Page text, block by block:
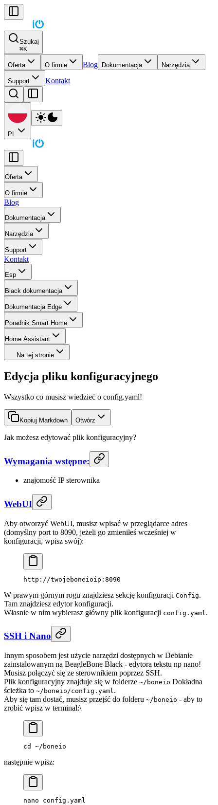
Szukaj
⌘K
Oferta O firmie Blog Dokumentacja Narzędzia
Support Kontakt
PL
Oferta
O firmie
Blog
Dokumentacja
Narzędzia
Support
Kontakt
Esp
Black dokumentacja
Dokumentacja Edge
Poradnik Smart Home
Home Assistant
Na tej stronie
Edycja pliku konfiguracyjnego
Wszystko co musisz wiedzieć o config.yaml!
Kopiuj Markdown Otwórz
Jak możesz edytować plik konfiguracyjny?
Wymagania wstępne:
znajomość IP sterownika
WebUI
Aby otworzyć WebUI, musisz wpisać w przeglądarce adres
(domyślny port to 8090, jeżeli go zmieniłeś wcześniej w
konfiguracji, wpisz swój):
http://twojeboneioip:8090
W prawym górnym rogu znajdziesz sekcję konfiguracji Config.
Tam znajdziesz edytor konfiguracji.
Własnie w nim wybierasz główny plik konfiguracji config.yaml .
SSH i Nano
Innym sposobem jest użycie narzędzi dostępnych w Debianie
zainstalowanym na BeagleBone Black - edytora tekstu np nano!
Musisz połączyć się ze sterownikiem poprzez SSH.
Plik konfiguracyjny znajduje się w folderze ~/boneio Dokładna
ścieżka to ~/boneio/config.yaml.
Aby się tam dostać, musisz przejść do folderu ~/boneio - aby to
zrobić wpisz w terminal:\
cd ~/boneio
następnie wpisz:
nano config.yaml